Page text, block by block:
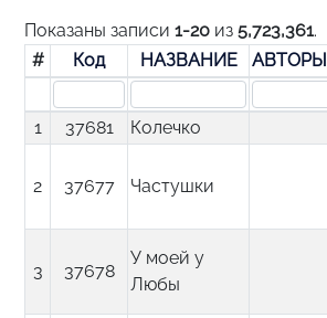
Показаны записи1-20 из5,723,361.
#
Код НАЗВАНИЕ АВТОРЫ
1 37681 Колечко
2 37677 Частушки
3 37678
У моей у
Любы